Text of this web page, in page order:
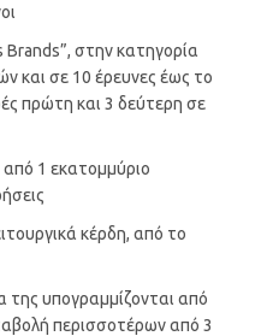
στην κατηγορία
και σε 10 έρευνες έως το
πρώτη και 3 δεύτερη σε
από 1 εκατομμύριο
κέρδη, από το
της υπογραμμίζονται από
περισσοτέρων από 3